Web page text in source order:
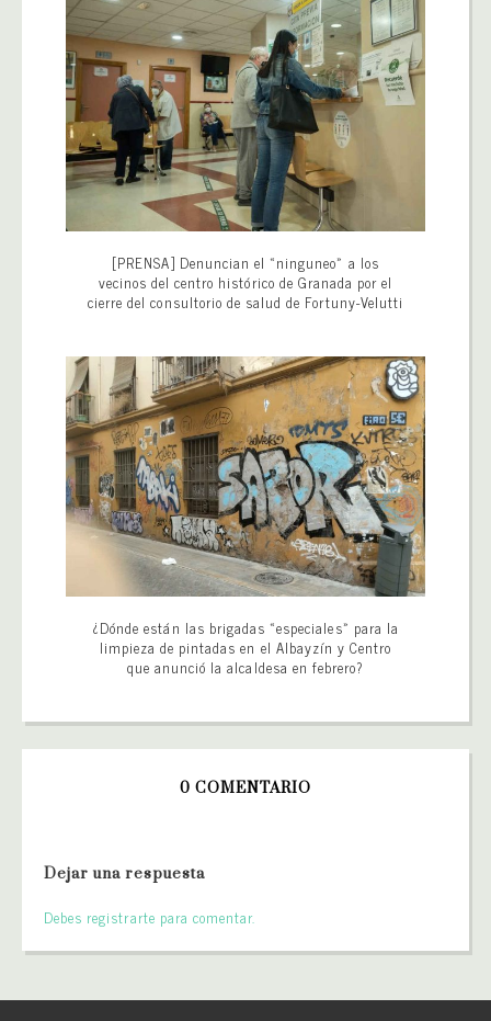
[PRENSA] Denuncian el «ninguneo» a los
vecinos del centro histórico de Granada por el
cierre del consultorio de salud de Fortuny-Velutti
¿Dónde están las brigadas «especiales» para la
limpieza de pintadas en el Albayzín y Centro
que anunció la alcaldesa en febrero?
0 COMENTARIO
Dejar una respuesta
Debes registrarte para comentar.